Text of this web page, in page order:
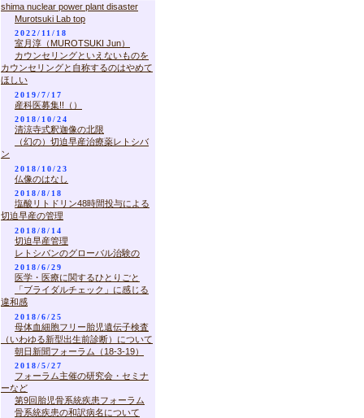
shima nuclear power plant disaster
Murotsuki Lab top
2022/11/18
室月淳（MUROTSUKI Jun）
カウンセリングといえないものを
カウンセリングと自称するのはやめて
ほしい
2019/7/17
産科医募集!!（）
2018/10/24
清涼寺式釈迦像の北限
（幻の）切迫早産治療薬レトシバ
ン
2018/10/23
仏像のはなし
2018/8/18
塩酸リトドリン48時間投与による
切迫早産の管理
2018/8/14
切迫早産管理
レトシバンのグローバル治験の
2018/6/29
医学・医療に関するひとりごと
「ブライダルチェック」に感じる
違和感
2018/6/25
母体血細胞フリー胎児遺伝子検査
（いわゆる新型出生前診断）について
朝日新聞フォーラム（18-3-19）
2018/5/27
フォーラム主催の研究会・セミナ
ーなど
第9回胎児骨系統疾患フォーラム
骨系統疾患の和訳病名について